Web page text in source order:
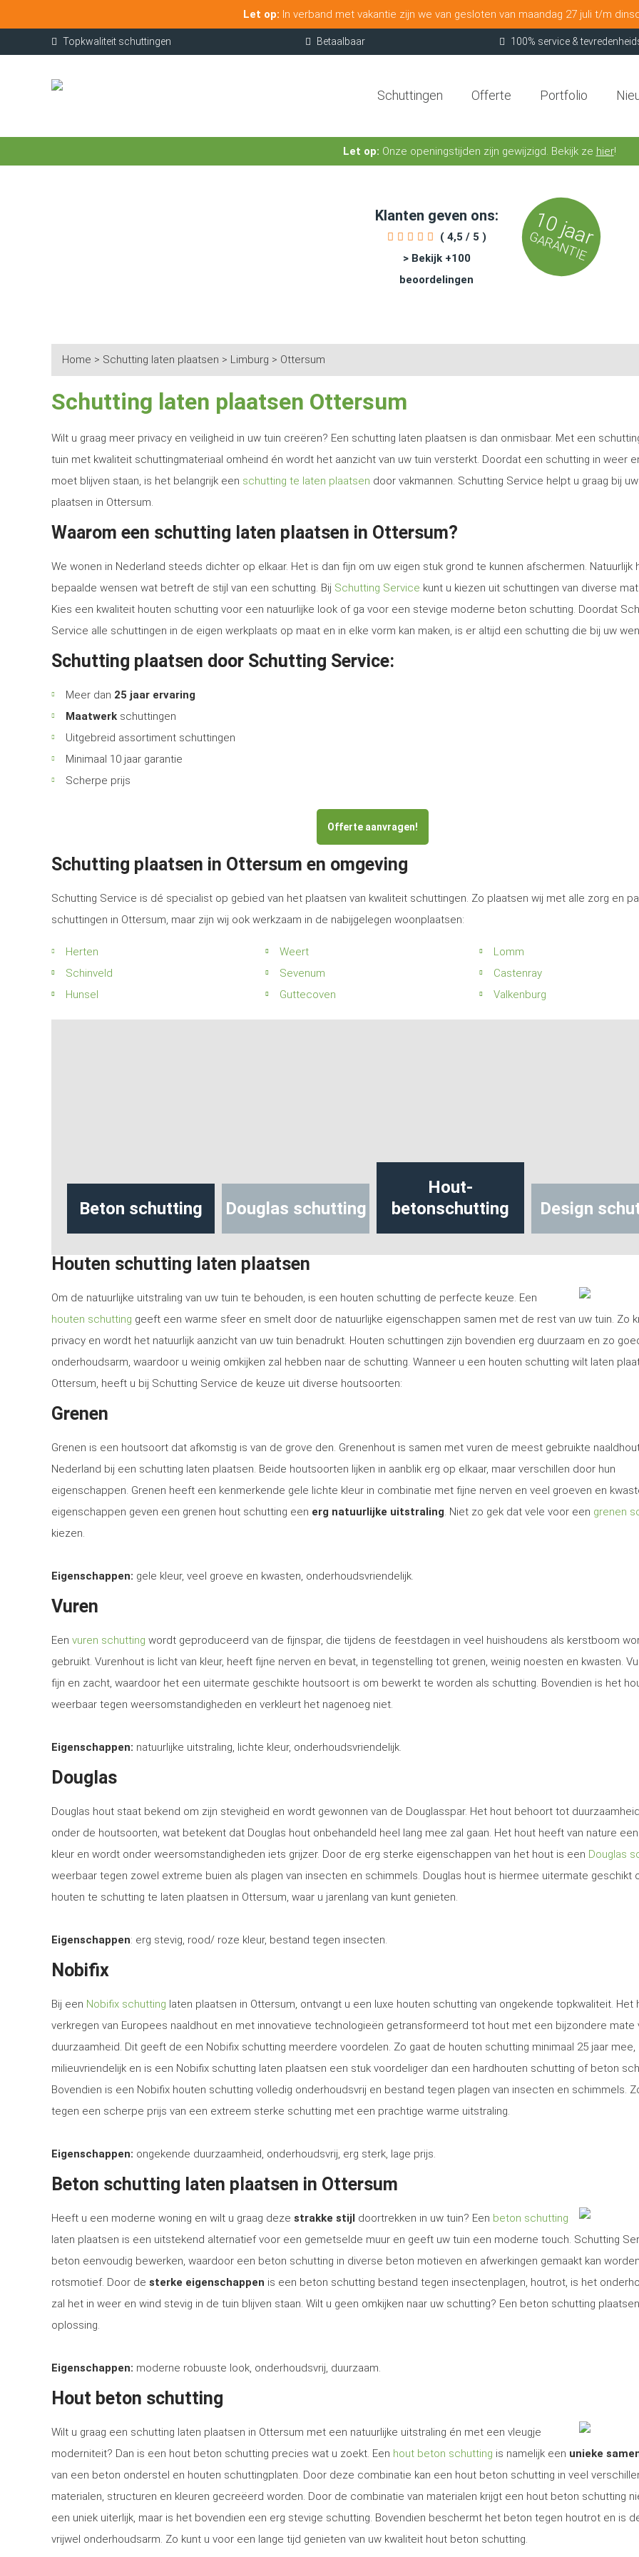
Let op: In verband met vakantie zijn we van gesloten van maandag 27 juli t/m
Topkwaliteit schuttingen Betaalbaar 100% service &
Schuttingen Offerte Portfolio
Let op: Onze openingstijden zijn gewijzigd. Bekijk ze hier!
Klanten geven ons:
( 4,5 / 5 )
> Bekijk +100
beoordelingen
10 jaar
GARANTIE
Home > Schutting laten plaatsen > Limburg > Ottersum
Schutting laten plaatsen Ottersum
Wilt u graag meer privacy en veiligheid in uw tuin creëren? Een schutting laten plaatsen is dan onmisbaar. Met een
tuin met kwaliteit schuttingmateriaal omheind én wordt het aanzicht van uw tuin versterkt. Doordat een schutting in weer
moet blijven staan, is het belangrijk een schutting te laten plaatsen door vakmannen. Schutting Service helpt u graag bij
plaatsen in Ottersum.
Waarom een schutting laten plaatsen in Ottersum?
We wonen in Nederland steeds dichter op elkaar. Het is dan fijn om uw eigen stuk grond te kunnen afschermen. Natuurlijk
bepaalde wensen wat betreft de stijl van een schutting. Bij Schutting Service kunt u kiezen uit schuttingen van diverse
Kies een kwaliteit houten schutting voor een natuurlijke look of ga voor een stevige moderne beton schutting. Doordat
Service alle schuttingen in de eigen werkplaats op maat en in elke vorm kan maken, is er altijd een schutting die bij uw
Schutting plaatsen door Schutting Service:
Meer dan 25 jaar ervaring
Maatwerk schuttingen
Uitgebreid assortiment schuttingen
Minimaal 10 jaar garantie
Scherpe prijs
Offerte aanvragen!
Schutting plaatsen in Ottersum en omgeving
Schutting Service is dé specialist op gebied van het plaatsen van kwaliteit schuttingen. Zo plaatsen wij met alle zorg en
schuttingen in Ottersum, maar zijn wij ook werkzaam in de nabijgelegen woonplaatsen:
Herten Weert
Lomm
Schinveld
Sevenum
Castenray
Hunsel
Guttecoven Valkenburg
Beton schutting Douglas schutting
Hout-
betonschutting
Design
Houten schutting laten plaatsen
Om de natuurlijke uitstraling van uw tuin te behouden, is een houten schutting de perfecte keuze. Een
houten schutting geeft een warme sfeer en smelt door de natuurlijke eigenschappen samen met de rest van uw tuin. Zo
privacy en wordt het natuurlijk aanzicht van uw tuin benadrukt. Houten schuttingen zijn bovendien erg duurzaam en zo
onderhoudsarm, waardoor u weinig omkijken zal hebben naar de schutting. Wanneer u een houten schutting wilt laten
Ottersum, heeft u bij Schutting Service de keuze uit diverse houtsoorten:
Grenen
Grenen is een houtsoort dat afkomstig is van de grove den. Grenenhout is samen met vuren de meest gebruikte
Nederland bij een schutting laten plaatsen. Beide houtsoorten lijken in aanblik erg op elkaar, maar verschillen door hun
eigenschappen. Grenen heeft een kenmerkende gele lichte kleur in combinatie met fijne nerven en veel groeven en
eigenschappen geven een grenen hout schutting een erg natuurlijke uitstraling. Niet zo gek dat vele voor een grenen
kiezen.
Eigenschappen: gele kleur, veel groeve en kwasten, onderhoudsvriendelijk.
Vuren
Een vuren schutting wordt geproduceerd van de fijnspar, die tijdens de feestdagen in veel huishoudens als kerstboom
gebruikt. Vurenhout is licht van kleur, heeft fijne nerven en bevat, in tegenstelling tot grenen, weinig noesten en kwasten.
fijn en zacht, waardoor het een uitermate geschikte houtsoort is om bewerkt te worden als schutting. Bovendien is het
weerbaar tegen weersomstandigheden en verkleurt het nagenoeg niet.
Eigenschappen: natuurlijke uitstraling, lichte kleur, onderhoudsvriendelijk.
Douglas
Douglas hout staat bekend om zijn stevigheid en wordt gewonnen van de Douglasspar. Het hout behoort tot
onder de houtsoorten, wat betekent dat Douglas hout onbehandeld heel lang mee zal gaan. Het hout heeft van nature
kleur en wordt onder weersomstandigheden iets grijzer. Door de erg sterke eigenschappen van het hout is een Douglas
weerbaar tegen zowel extreme buien als plagen van insecten en schimmels. Douglas hout is hiermee uitermate geschikt
houten te schutting te laten plaatsen in Ottersum, waar u jarenlang van kunt genieten.
Eigenschappen: erg stevig, rood/ roze kleur, bestand tegen insecten.
Nobifix
Bij een Nobifix schutting laten plaatsen in Ottersum, ontvangt u een luxe houten schutting van ongekende topkwaliteit. Het
verkregen van Europees naaldhout en met innovatieve technologieën getransformeerd tot hout met een bijzondere mate
duurzaamheid. Dit geeft de een Nobifix schutting meerdere voordelen. Zo gaat de houten schutting minimaal 25 jaar mee,
milieuvriendelijk en is een Nobifix schutting laten plaatsen een stuk voordeliger dan een hardhouten schutting of beton
Bovendien is een Nobifix houten schutting volledig onderhoudsvrij en bestand tegen plagen van insecten en schimmels.
tegen een scherpe prijs van een extreem sterke schutting met een prachtige warme uitstraling.
Eigenschappen: ongekende duurzaamheid, onderhoudsvrij, erg sterk, lage prijs.
Beton schutting laten plaatsen in Ottersum
Heeft u een moderne woning en wilt u graag deze strakke stijl doortrekken in uw tuin? Een beton schutting
laten plaatsen is een uitstekend alternatief voor een gemetselde muur en geeft uw tuin een moderne touch. Schutting
beton eenvoudig bewerken, waardoor een beton schutting in diverse beton motieven en afwerkingen gemaakt kan
rotsmotief. Door de sterke eigenschappen is een beton schutting bestand tegen insectenplagen, houtrot, is het
zal het in weer en wind stevig in de tuin blijven staan. Wilt u geen omkijken naar uw schutting? Een beton schutting
oplossing.
Eigenschappen: moderne robuuste look, onderhoudsvrij, duurzaam.
Hout beton schutting
Wilt u graag een schutting laten plaatsen in Ottersum met een natuurlijke uitstraling én met een vleugje
moderniteit? Dan is een hout beton schutting precies wat u zoekt. Een hout beton schutting is namelijk een unieke
van een beton onderstel en houten schuttingplaten. Door deze combinatie kan een hout beton schutting in veel
materialen, structuren en kleuren gecreëerd worden. Door de combinatie van materialen krijgt een hout beton schutting
een uniek uiterlijk, maar is het bovendien een erg stevige schutting. Bovendien beschermt het beton tegen houtrot en is
vrijwel onderhoudsarm. Zo kunt u voor een lange tijd genieten van uw kwaliteit hout beton schutting.